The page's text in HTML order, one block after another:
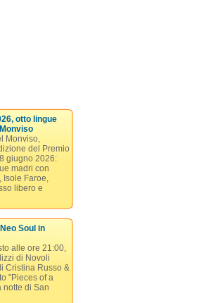
otto lingue
Monviso,
del Premio
giugno 2026:
madri con
Isole Faroe,
libero e
Soul in
alle ore 21:00,
di Novoli
Cristina Russo &
"Pieces of a
notte di San